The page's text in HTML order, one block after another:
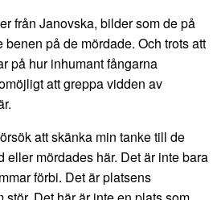
från Janovska, bilder som de på
på de mördade. Och trots att
på hur inhumant fångarna
att greppa vidden av
att skänka min tanke till de
eller mördades här. Det är inte bara
förbi. Det är platsens